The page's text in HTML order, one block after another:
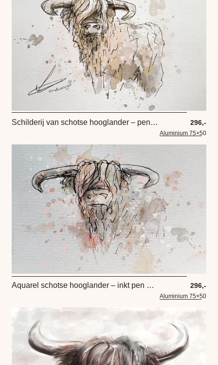
Schilderij van schotse hooglander – pen tekening met zwarte inkt gecombineerd met aquarel kleuren 296,-
Aluminium 75×50
Aquarel schotse hooglander – inkt pen waterverf en digitaal artwork 296,-
Aluminium 75×50